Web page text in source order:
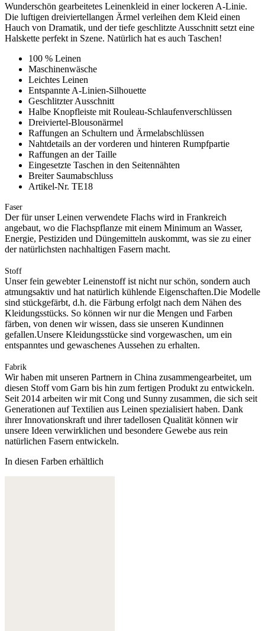
Wunderschön gearbeitetes Leinenkleid in einer lockeren A-Linie.
Die luftigen dreiviertellangen Ärmel verleihen dem Kleid einen
Hauch von Dramatik, und der tiefe geschlitzte Ausschnitt setzt eine
Halskette perfekt in Szene. Natürlich hat es auch Taschen!
100 % Leinen
Maschinenwäsche
Leichtes Leinen
Entspannte A-Linien-Silhouette
Geschlitzter Ausschnitt
Halbe Knopfleiste mit Rouleau-Schlaufenverschlüssen
Dreiviertel-Blousonärmel
Raffungen an Schultern und Ärmelabschlüssen
Nahtdetails an der vorderen und hinteren Rumpfpartie
Raffungen an der Taille
Eingesetzte Taschen in den Seitennähten
Breiter Saumabschluss
Artikel-Nr. TE18
Faser
Der für unser Leinen verwendete Flachs wird in Frankreich
angebaut, wo die Flachspflanze mit einem Minimum an Wasser,
Energie, Pestiziden und Düngemitteln auskommt, was sie zu einer
der natürlichsten nachhaltigen Fasern macht.
Stoff
Unser fein gewebter Leinenstoff ist nicht nur schön, sondern auch
atmungsaktiv und hat natürlich kühlende Eigenschaften.Die Modelle
sind stückgefärbt, d.h. die Färbung erfolgt nach dem Nähen des
Kleidungsstücks. So können wir nur die Mengen und Farben
färben, von denen wir wissen, dass sie unseren Kundinnen
gefallen.Unsere Kleidungsstücke sind vorgewaschen, um ein
entspanntes und gewaschenes Aussehen zu erhalten.
Fabrik
Wir haben mit unseren Partnern in China zusammengearbeitet, um
diesen Stoff vom Garn bis hin zum fertigen Produkt zu entwickeln.
Seit 2014 arbeiten wir mit Cong und Sunny zusammen, die sich seit
Generationen auf Textilien aus Leinen spezialisiert haben. Dank
ihrer Innovationskraft und ihrer tadellosen Qualität können wir
unsere Ideen verwirklichen und besondere Gewebe aus rein
natürlichen Fasern entwickeln.
In diesen Farben erhältlich